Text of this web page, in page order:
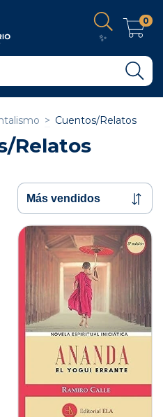
✨
0
> Cuentos/Relatos
Relatos